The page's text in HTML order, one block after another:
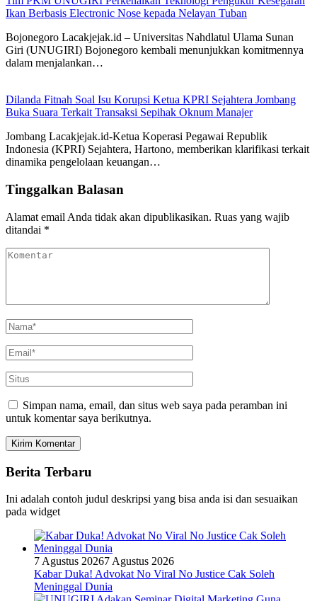
Ikan Berbasis Electronic Nose kepada Nelayan Tuban
Bojonegoro Lacakjejak.id – Universitas Nahdlatul Ulama Sunan
Giri (UNUGIRI) Bojonegoro kembali menunjukkan komitmennya
dalam menjalankan…
Dilanda Fitnah Soal Isu Korupsi Ketua KPRI Sejahtera Jombang
Buka Suara Terkait Transaksi Sepihak Oknum Manajer
Jombang Lacakjejak.id-Ketua Koperasi Pegawai Republik
Indonesia (KPRI) Sejahtera, Hartono, memberikan klarifikasi terkait
dinamika pengelolaan keuangan…
Tinggalkan Balasan
Alamat email Anda tidak akan dipublikasikan. Ruas yang wajib
ditandai *
Simpan nama, email, dan situs web saya pada peramban ini
untuk komentar saya berikutnya.
Berita Terbaru
Ini adalah contoh judul deskripsi yang bisa anda isi dan sesuaikan
pada widget
7 Agustus 20267 Agustus 2026
Kabar Duka! Advokat No Viral No Justice Cak Soleh
Meninggal Dunia